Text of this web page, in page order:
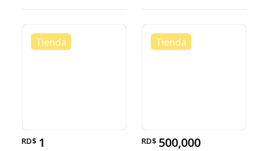
RD$ 1 RD$ 500,000